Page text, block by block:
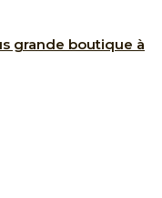
grande boutique à